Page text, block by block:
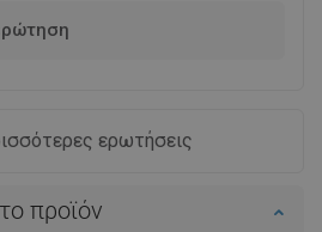
ερωτήσεις
προϊόν